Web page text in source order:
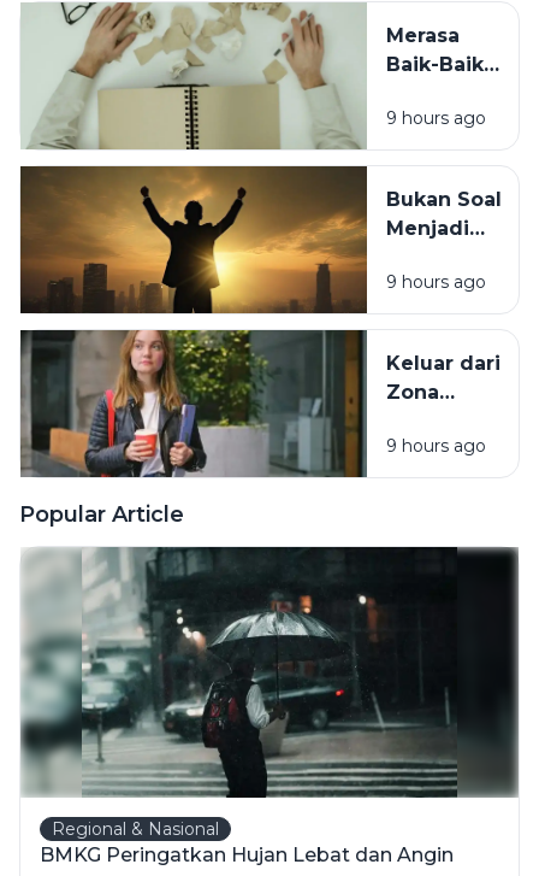
yang
Sering
Merasa
Baik-Baik
Tanda
Tubuh
Sedang
Minta
9 hours ago
Bukan Soal
Menjadi
Ini Cara
Berubah
Kehilangan
Diri Sendiri
9 hours ago
Keluar dari
Zona
Tanpa Harus
Memaksakan
9 hours ago
Popular Article
Regional & Nasional
BMKG Peringatkan Hujan Lebat dan Angin